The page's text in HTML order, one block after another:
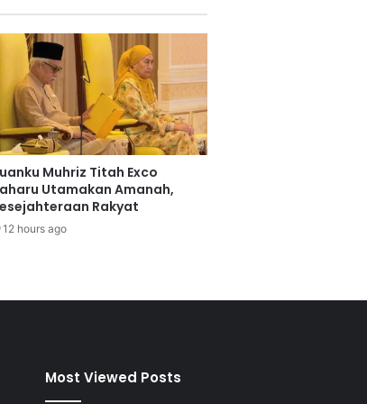
Muhriz Titah Exco
Utamakan Amanah,
Rakyat
12 hours ago
Most Viewed Posts